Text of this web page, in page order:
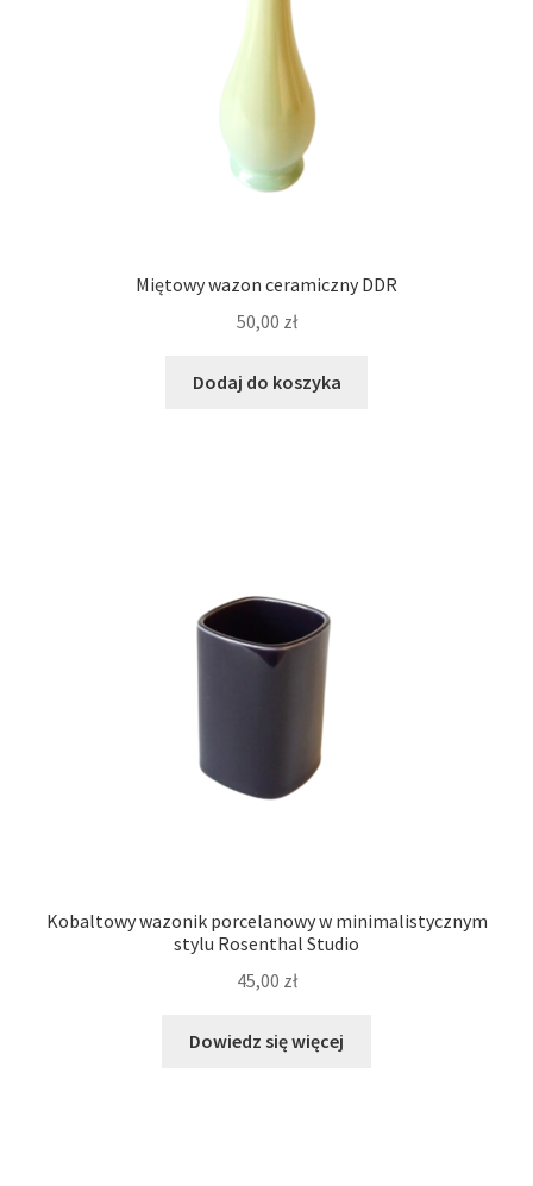
Miętowy wazon ceramiczny DDR
50,00 zł
Dodaj do koszyka
Kobaltowy wazonik porcelanowy w minimalistycznym
stylu Rosenthal Studio
45,00 zł
Dowiedz się więcej